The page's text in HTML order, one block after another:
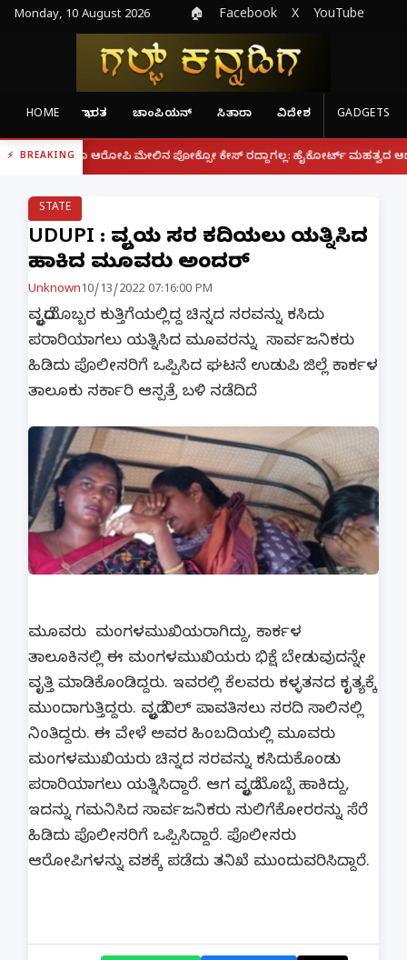
Monday, 10 August 2026 🏠 Facebook X YouTube
HOME ಭಾರತ ಚಾಂಪಿಯನ್ ಸಿತಾರಾ ವಿದೇಶ GADGETS
BREAKING
ಆರೋಪಿ ಮೇಲಿನ ಪೋಕ್ಸೋ ಕೇಸ್ ರದ್ದಾಗಲ್ಲ: ಹೈಕೋರ್ಟ್ ಮಹತ್ವದ ಆದೇಶ |
STATE
UDUPI : ವೃದ್ದೆಯ ಸರ ಕದಿಯಲು ಯತ್ನಿಸಿದ
ಹಾಕಿದ ಮೂವರು ಅಂದರ್
Unknown10/13/2022 07:16:00 PM
ವೃದ್ಧೆಯೊಬ್ಬರ ಕುತ್ತಿಗೆಯಲ್ಲಿದ್ದ ಚಿನ್ನದ ಸರವನ್ನು ಕಸಿದು
ಪರಾರಿಯಾಗಲು ಯತ್ನಿಸಿದ ಮೂವರನ್ನು ಸಾರ್ವಜನಿಕರು
ಹಿಡಿದು ಪೊಲೀಸರಿಗೆ ಒಪ್ಪಿಸಿದ ಘಟನೆ ಉಡುಪಿ ಜಿಲ್ಲೆ ಕಾರ್ಕಳ
ತಾಲೂಕು ಸರ್ಕಾರಿ ಆಸ್ಪತ್ರೆ ಬಳಿ ನಡೆದಿದೆ.
ಮೂವರು ಮಂಗಳಮುಖಿಯರಾಗಿದ್ದು, ಕಾರ್ಕಳ
ತಾಲೂಕಿನಲ್ಲಿ ಈ ಮಂಗಳಮುಖಿಯರು ಭಿಕ್ಷೆ ಬೇಡುವುದನ್ನೇ
ವೃತ್ತಿ ಮಾಡಿಕೊಂಡಿದ್ದರು. ಇವರಲ್ಲಿ ಕೆಲವರು ಕಳ್ಳತನದ ಕೃತ್ಯಕ್ಕೆ
ಮುಂದಾಗುತ್ತಿದ್ದರು. ವೃದ್ಧೆ ಬಿಲ್ ಪಾವತಿಸಲು ಸರದಿ ಸಾಲಿನಲ್ಲಿ
ನಿಂತಿದ್ದರು. ಈ ವೇಳೆ ಅವರ ಹಿಂಬದಿಯಲ್ಲಿ ಮೂವರು
ಮಂಗಳಮುಖಿಯರು ಚಿನ್ನದ ಸರವನ್ನು ಕಸಿದುಕೊಂಡು
ಪರಾರಿಯಾಗಲು ಯತ್ನಿಸಿದ್ದಾರೆ. ಆಗ ವೃದ್ಧೆ ಬೊಬ್ಬೆ ಹಾಕಿದ್ದು,
ಇದನ್ನು ಗಮನಿಸಿದ ಸಾರ್ವಜನಿಕರು ಸುಲಿಗೆಕೋರರನ್ನು ಸೆರೆ
ಹಿಡಿದು ಪೊಲೀಸರಿಗೆ ಒಪ್ಪಿಸಿದ್ದಾರೆ. ಪೊಲೀಸರು
ಆರೋಪಿಗಳನ್ನು ವಶಕ್ಕೆ ಪಡೆದು ತನಿಖೆ ಮುಂದುವರಿಸಿದ್ದಾರೆ.